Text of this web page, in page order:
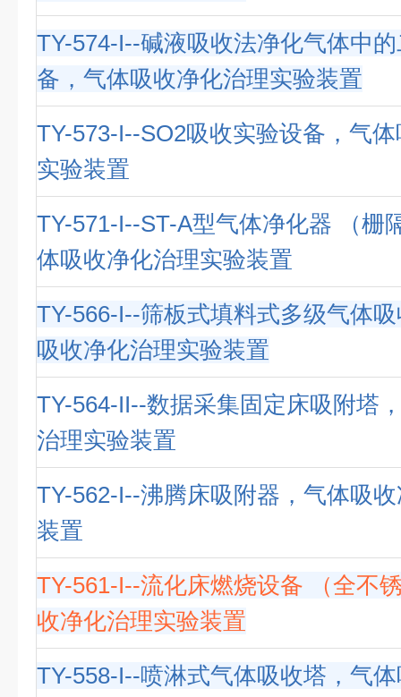
TY-574-I--碱液吸收法净化气体中
备，气体吸收净化治理实验装置
TY-573-I--SO2吸收实验设备，气
实验装置
TY-571-I--ST-A型气体净化器 （栅
体吸收净化治理实验装置
TY-566-I--筛板式填料式多级气体
吸收净化治理实验装置
TY-564-II--数据采集固定床吸附塔
治理实验装置
TY-562-I--沸腾床吸附器，气体吸
装置
TY-561-I--流化床燃烧设备 （全不
收净化治理实验装置
TY-558-I--喷淋式气体吸收塔，气